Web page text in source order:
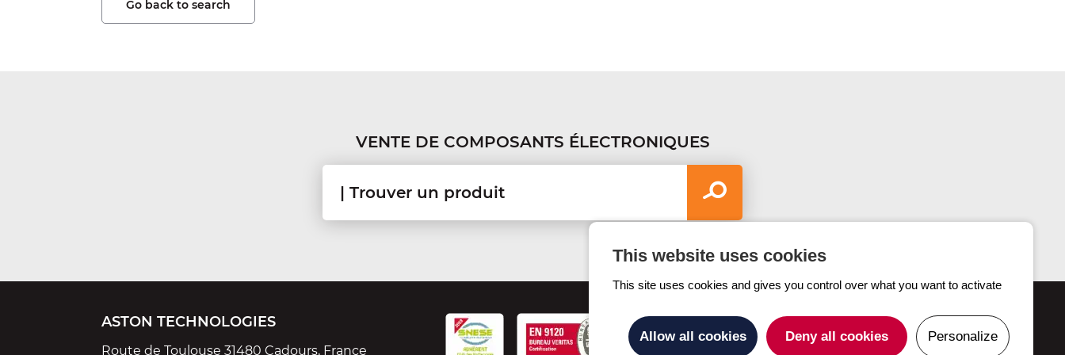
Go back to search
VENTE DE COMPOSANTS ÉLECTRONIQUES
ASTON TECHNOLOGIES
Route de Toulouse 31480 Cadours, France
Contactez-nous
This website uses cookies
This site uses cookies and gives you control over what you want to activate
Allow all cookies Deny all cookies Personalize